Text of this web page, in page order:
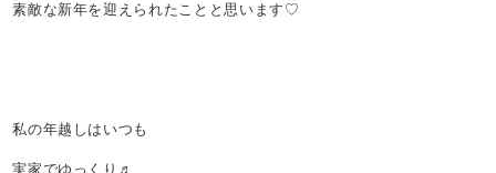
素敵な新年を迎えられたことと思います♡
私の年越しはいつも
実家でゆっくり♬